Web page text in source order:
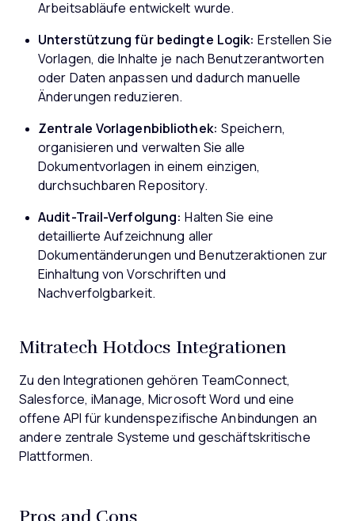
Arbeitsabläufe entwickelt wurde.
Unterstützung für bedingte Logik: Erstellen Sie
Vorlagen, die Inhalte je nach Benutzerantworten
oder Daten anpassen und dadurch manuelle
Änderungen reduzieren.
Zentrale Vorlagenbibliothek: Speichern,
organisieren und verwalten Sie alle
Dokumentvorlagen in einem einzigen,
durchsuchbaren Repository.
Audit-Trail-Verfolgung: Halten Sie eine
detaillierte Aufzeichnung aller
Dokumentänderungen und Benutzeraktionen zur
Einhaltung von Vorschriften und
Nachverfolgbarkeit.
Mitratech Hotdocs Integrationen
Zu den Integrationen gehören TeamConnect,
Salesforce, iManage, Microsoft Word und eine
offene API für kundenspezifische Anbindungen an
andere zentrale Systeme und geschäftskritische
Plattformen.
Pros and Cons